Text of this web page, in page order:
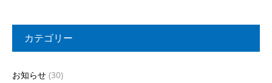
カテゴリー
お知らせ (30)